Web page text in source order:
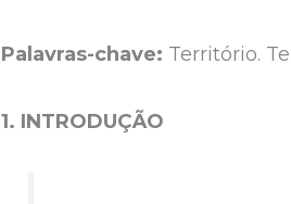
Palavras-chave: Território.
1. INTRODUÇÃO